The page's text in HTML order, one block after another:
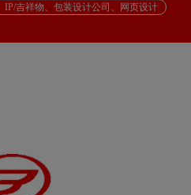
IP/吉祥物、包装设计公司、网页设计